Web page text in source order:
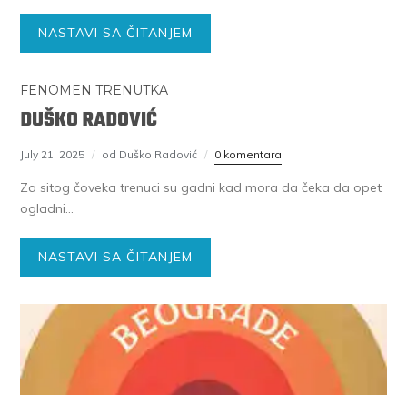
NASTAVI SA ČITANJEM
FENOMEN TRENUTKA
DUŠKO RADOVIĆ
July 21, 2025 od Duško Radović 0 komentara
Za sitog čoveka trenuci su gadni kad mora da čeka da opet
ogladni…
NASTAVI SA ČITANJEM